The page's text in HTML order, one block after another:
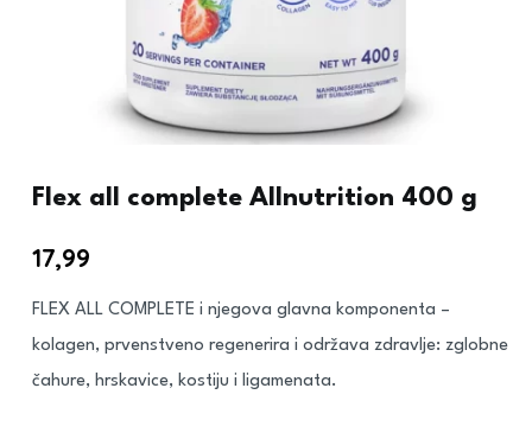
Flex all complete Allnutrition 400 g
17,99
FLEX ALL COMPLETE i njegova glavna komponenta –
kolagen, prvenstveno regenerira i održava zdravlje: zglobne
čahure, hrskavice, kostiju i ligamenata.